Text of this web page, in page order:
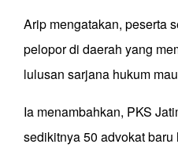
Arip mengatakan, peserta
pelopor di daerah yang
lulusan sarjana hukum
Ia menambahkan, PKS
sedikitnya 50 advokat